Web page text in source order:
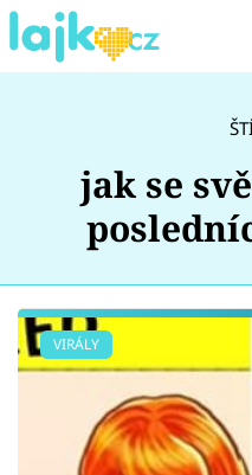
Showbyznys
Youtubeři
jak se
VIRÁLY